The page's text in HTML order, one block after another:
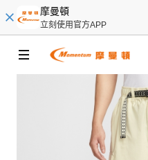
摩曼頓
立刻使用官方APP